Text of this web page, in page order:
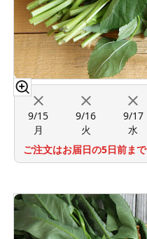
9/15
月
9/16
火
9/17
水
ご注文はお届日の5日前まで